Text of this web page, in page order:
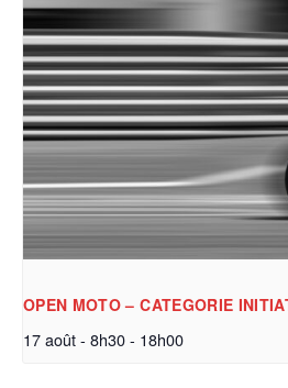
OPEN MOTO – CATEGORIE
17 août - 8h30- 18h00